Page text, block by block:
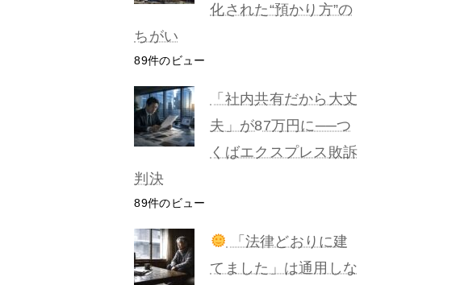
化された“預かり方”の
ちがい
89件のビュー
「社内共有だから大丈
夫」が87万円に──つ
くばエクスプレス敗訴
判決
89件のビュー
「法律どおりに建
てました」は通用しな